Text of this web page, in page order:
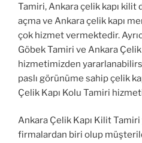
Tamiri, Ankara çelik kapı kilit
açma ve Ankara çelik kapı
çok hizmet vermektedir.
Göbek Tamiri ve Ankara
hizmetimizden
paslı görünüme sahip çelik
Çelik Kapı Kolu Tamiri
Ankara Çelik Kapı Kilit
firmalardan biri olup